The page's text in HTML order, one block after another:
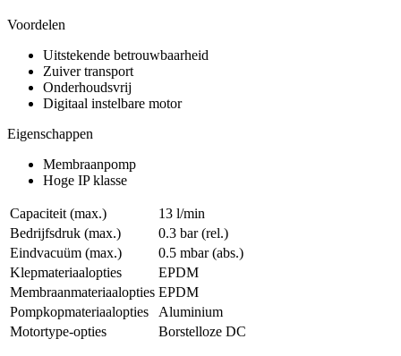
Voordelen
Uitstekende betrouwbaarheid
Zuiver transport
Onderhoudsvrij
Digitaal instelbare motor
Eigenschappen
Membraanpomp
Hoge IP klasse
Capaciteit (max.)
13 l/min
Bedrijfsdruk (max.)
0.3 bar (rel.)
Eindvacuüm (max.)
0.5 mbar (abs.)
Klepmateriaalopties
EPDM
Membraanmateriaalopties EPDM
Pompkopmateriaalopties
Aluminium
Motortype-opties
Borstelloze DC